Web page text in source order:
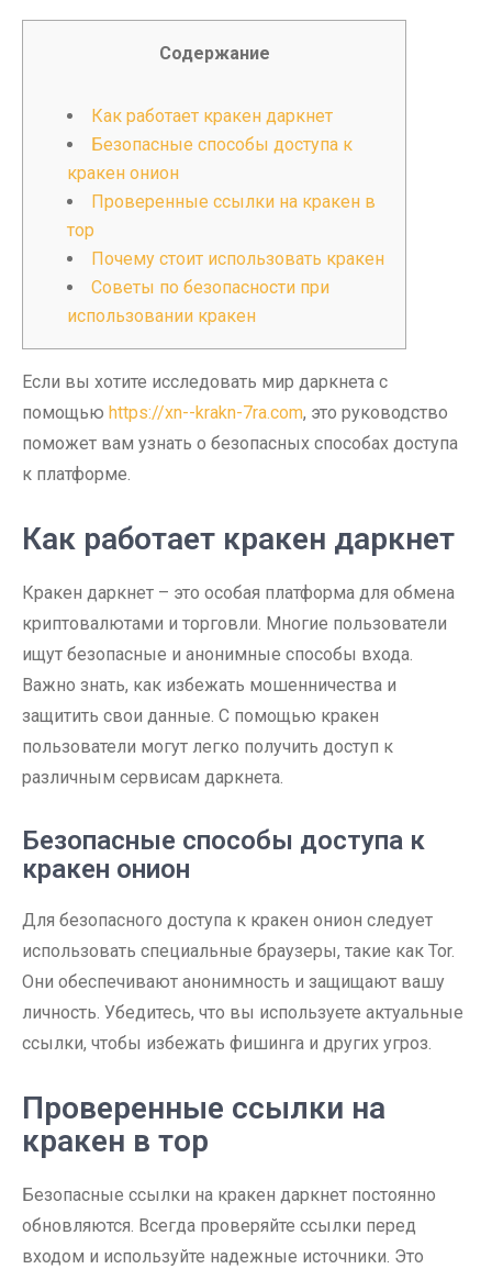
Содержание
Как работает кракен даркнет
Безопасные способы доступа к
кракен онион
Проверенные ссылки на кракен в
тор
Почему стоит использовать кракен
Советы по безопасности при
использовании кракен
Если вы хотите исследовать мир даркнета с
помощью https://xn--krakn-7ra.com, это руководство
поможет вам узнать о безопасных способах доступа
к платформе.
Как работает кракен даркнет
Кракен даркнет – это особая платформа для обмена
криптовалютами и торговли. Многие пользователи
ищут безопасные и анонимные способы входа.
Важно знать, как избежать мошенничества и
защитить свои данные. С помощью кракен
пользователи могут легко получить доступ к
различным сервисам даркнета.
Безопасные способы доступа к
кракен онион
Для безопасного доступа к кракен онион следует
использовать специальные браузеры, такие как Tor.
Они обеспечивают анонимность и защищают вашу
личность. Убедитесь, что вы используете актуальные
ссылки, чтобы избежать фишинга и других угроз.
Проверенные ссылки на
кракен в тор
Безопасные ссылки на кракен даркнет постоянно
обновляются. Всегда проверяйте ссылки перед
входом и используйте надежные источники. Это